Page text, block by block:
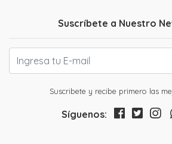
Suscríbete a Nuestro
Suscribete y recibe primero las
Síguenos: